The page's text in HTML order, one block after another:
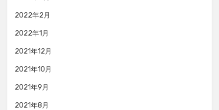
2022年2月
2022年1月
2021年12月
2021年10月
2021年9月
2021年8月